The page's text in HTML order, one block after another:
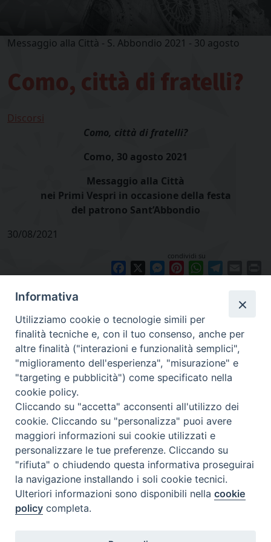
Messaggio alla Città - S. Abbondio 2021 - 30 agosto
Como, città di fratelli?
Discorsi
Como, città di fratelli?
Como, 30 agosto 2021
Messaggio alla Città
nei Primi Vespri in occasione della festa
del patrono Sant’Abbondio
30/08/2021
condividi su
Facebook Messenger
PinterestWhatsApp
Diocesi
di Como
Diocesi di Como | piazza Grimoldi, 5
Riproduzione solo con permesso.
Informativa
Utilizziamo cookie o tecnologie simili per
finalità tecniche e, con il tuo consenso, anche per
altre finalità ("interazioni e funzionalità semplici",
"miglioramento dell'esperienza", "misurazione" e
"targeting e pubblicità") come specificato nella
cookie policy.
Cliccando su "accetta" acconsenti all'utilizzo dei
cookie. Cliccando su "personalizza" puoi avere
maggiori informazioni sui cookie utilizzati e
personalizzare le tue preferenze. Cliccando su
"rifiuta" o chiudendo questa informativa proseguirai
la navigazione installando i soli cookie tecnici.
Ulteriori informazioni sono disponibili nellacookie
policy completa.